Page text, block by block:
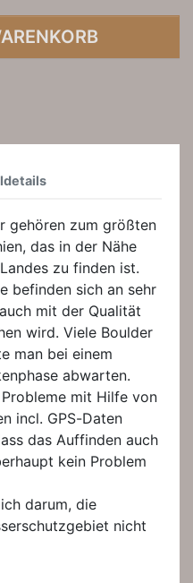
gehören zum größten
das in der Nähe
zu finden ist.
befinden sich an sehr
mit der Qualität
wird. Viele Boulder
man bei einem
abwarten.
mit Hilfe von
incl. GPS-Daten
das Auffinden auch
kein Problem
darum, die
nicht